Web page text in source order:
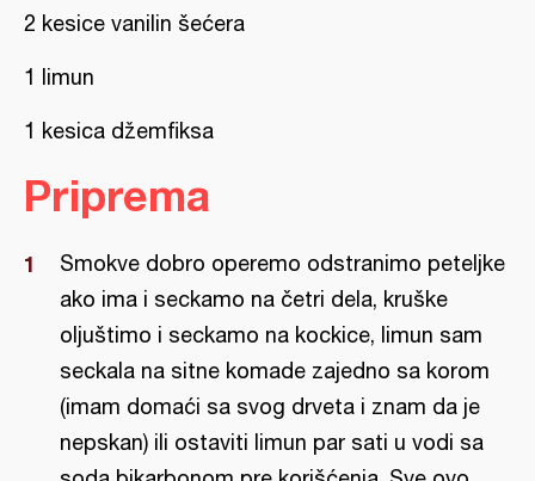
2 kesice vanilin šećera
1 limun
1 kesica džemfiksa
Priprema
Smokve dobro operemo odstranimo peteljke
ako ima i seckamo na četri dela, kruške
oljuštimo i seckamo na kockice, limun sam
seckala na sitne komade zajedno sa korom
(imam domaći sa svog drveta i znam da je
nepskan) ili ostaviti limun par sati u vodi sa